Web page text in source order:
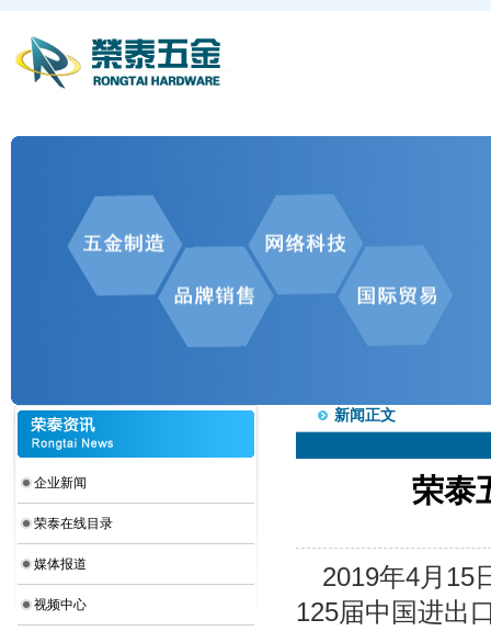
企业新闻
荣泰在线目录
媒体报道
视频中心
新闻正文
荣泰
2019年4月 15
125届中国进出